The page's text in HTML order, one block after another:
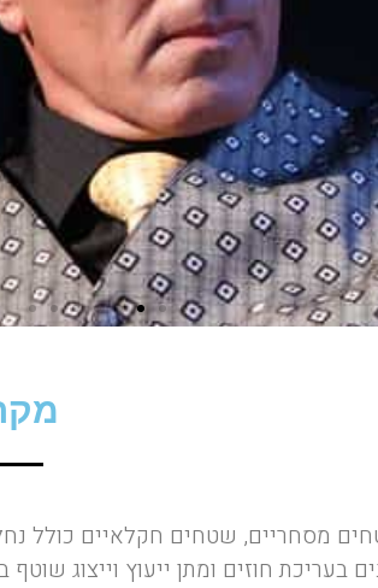
מסחריים, שטחים חקלאיים כולל
חוזים ומתן ייעוץ וייצוג שוטף